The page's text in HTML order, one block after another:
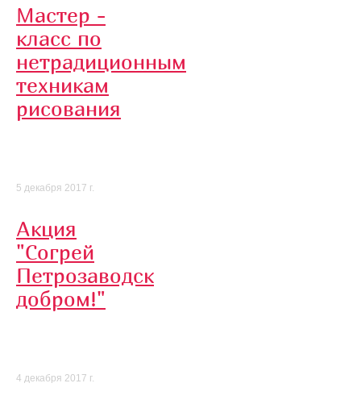
Мастер -
класс по
нетрадиционным
техникам
рисования
5 декабря 2017 г.
Акция
"Согрей
Петрозаводск
добром!"
4 декабря 2017 г.